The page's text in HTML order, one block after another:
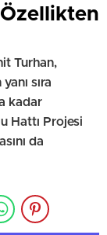
Turhan,
sıra
kadar
Hattı Projesi
da